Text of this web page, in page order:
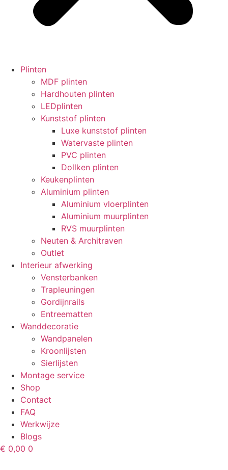
Plinten
MDF plinten
Hardhouten plinten
LEDplinten
Kunststof plinten
Luxe kunststof plinten
Watervaste plinten
PVC plinten
Dollken plinten
Keukenplinten
Aluminium plinten
Aluminium vloerplinten
Aluminium muurplinten
RVS muurplinten
Neuten & Architraven
Outlet
Interieur afwerking
Vensterbanken
Trapleuningen
Gordijnrails
Entreematten
Wanddecoratie
Wandpanelen
Kroonlijsten
Sierlijsten
Montage service
Shop
Contact
FAQ
Werkwijze
Blogs
€ 0,00 0